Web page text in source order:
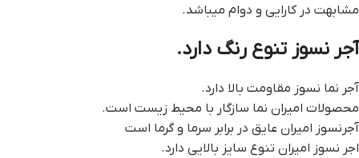
مشابهت در کارایی و دوام میباشد.
آجر نسوز تنوع رنگ دارد.
آجر نما نسوز مقاومت بالا دارد.
محصولات امیران نما سازگار با محیط زیست است.
آجرنسوز امیران عایق در برابر سرما و گرما است
اجر نسوز امیران تنوع سایز بالایی دارد.